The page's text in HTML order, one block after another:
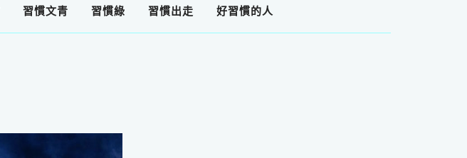
習慣文青 習慣綠 習慣出走 好習慣的人